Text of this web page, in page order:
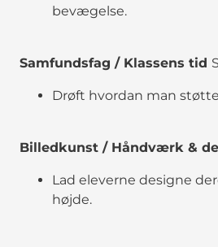
bevægelse.
Samfundsfag / Klassens tid
Drøft hvordan man
Billedkunst / Håndværk &
Lad eleverne designe
højde.